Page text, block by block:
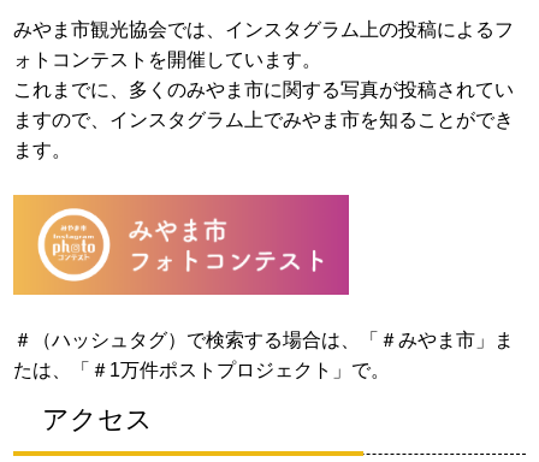
みやま市観光協会では、インスタグラム上の投稿によるフ
ォトコンテストを開催しています。
これまでに、多くのみやま市に関する写真が投稿されてい
ますので、インスタグラム上でみやま市を知ることができ
ます。
＃（ハッシュタグ）で検索する場合は、「＃みやま市」ま
たは、「＃1万件ポストプロジェクト」で。
アクセス